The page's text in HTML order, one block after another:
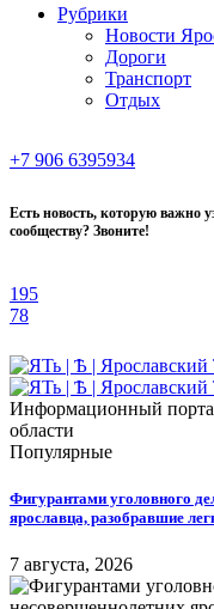
Рубрики
Новости
Дороги
Транспорт
Отдых
+7 906 6395934
Есть новость, которую важно
сообществу? Звоните!
195
78
Информационный
области
Популярные
Фигурантами уголовного
ярославца, разобравшие
7 августа, 2026